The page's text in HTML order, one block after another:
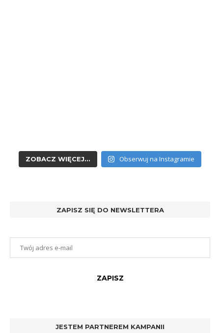
ZOBACZ WIĘCEJ... Obserwuj na Instagramie
ZAPISZ SIĘ DO NEWSLETTERA
JESTEM PARTNEREM KAMPANII